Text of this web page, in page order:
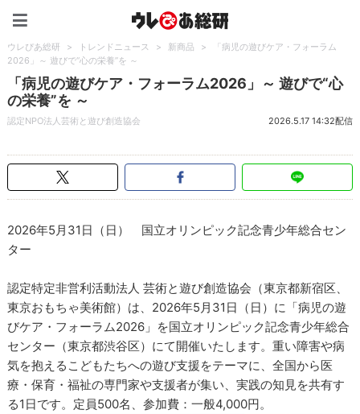
ウレぴあ総研 > トレンドニュース > 新商品 >
「病児の遊びケア・フォーラム
2026」～ 遊びで“心の栄養”を ～
「病児の遊びケア・フォーラム2026」～ 遊びで“心
の栄養”を ～
認定NPO法人芸術と遊び創造協会 2026.5.17 14:32配信
2026年5月31日（日） 国立オリンピック記念青少年総合セン
ター
認定特定非営利活動法人 芸術と遊び創造協会（東京都新宿区、
東京おもちゃ美術館）は、2026年5月31日（日）に「病児の遊
びケア・フォーラム2026」を国立オリンピック記念青少年総合
センター（東京都渋谷区）にて開催いたします。重い障害や病
気を抱えるこどもたちへの遊び支援をテーマに、全国から医
療・保育・福祉の専門家や支援者が集い、実践の知見を共有す
る1日です。定員500名、参加費：一般4,000円。